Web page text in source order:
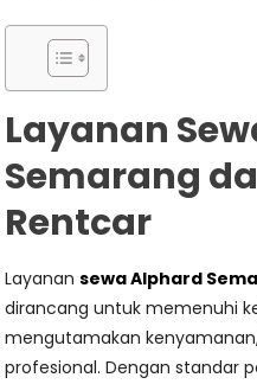
Layanan
Semarang
Rentcar
Layanansewa Alphard
dirancang untuk memenuhi
mengutamakan
profesional. Dengan standar